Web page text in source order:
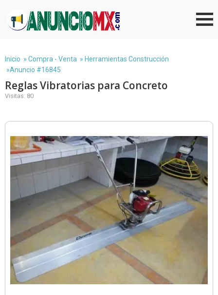
Inicio » Compra - Venta » Herramientas Construcción
»Anuncio #16845
Reglas Vibratorias para Concreto
Visitas: 80